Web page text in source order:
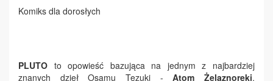
Komiks dla dorosłych
PLUTO to opowieść bazująca na jednym z najbardziej
znanych dzieł Osamu Tezuki -Atom Żelaznoręki,